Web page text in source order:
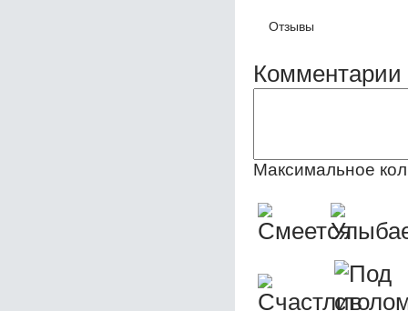
Отзывы
Комментарии
Максимальное